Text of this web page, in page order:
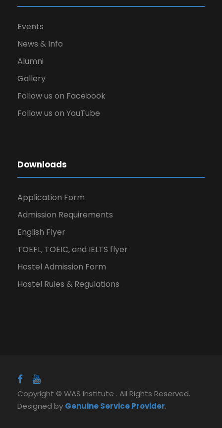
Events
News & Info
Alumni
Gallery
Follow us on Facebook
Follow us on YouTube
Downloads
Application Form
Admission Requirements
English Flyer
TOEFL, TOEIC, and IELTS flyer
Hostel Admission Form
Hostel Rules & Regulations
Copyright © WAS Institute . All Rights Reserved.
Designed by Genuine Service Provider.